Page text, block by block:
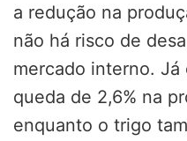
a redução na
não há risco de
mercado interno.
queda de 2,6% na
enquanto o trigo